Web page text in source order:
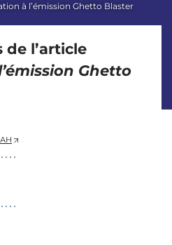
de l’article
Ghetto
à l’émission Ghetto Blaster